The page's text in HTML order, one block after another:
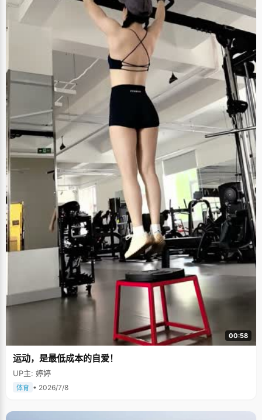
00:58
运动，是最低成本的自爱！
UP主: 婷婷
体育 • 2026/7/8